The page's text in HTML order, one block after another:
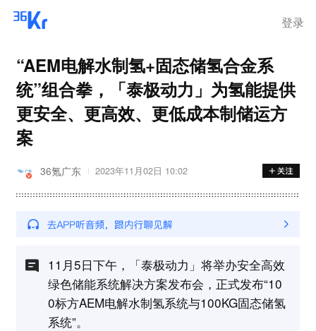
登录
“AEM电解水制氢+固态储氢合金系
统”组合拳，「泰极动力」为氢能提供
更安全、更高效、更低成本制储运方
案
36氪广东 2023年11月02日 10:02
11月5日下午，「泰极动力」将举办安全高效
绿色储能系统解决方案发布会，正式发布“10
0标方AEM电解水制氢系统与100KG固态储氢
系统”。